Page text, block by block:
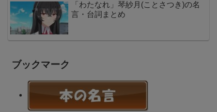
「わたなれ」琴紗月(ことさつき)の名
言・台詞まとめ
ブックマーク